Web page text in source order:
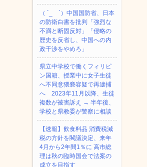
（ ´_ゝ`）中国国防省、日本
の防衛白書を批判「強烈な
不満と断固反対」「侵略の
歴史を反省し、中国への内
政干渉をやめろ」
県立中学校で働くフィリピ
ン国籍、授業中に女子生徒
へ不同意猥褻容疑で再逮捕
へ 2023年11月以降、生徒
複数が被害訴え → 半年後、
学校と県教委が警察に相談
【速報】飲食料品 消費税減
税の方針を閣議決定、来年
4月から2年間1％に 高市総
理は秋の臨時国会で法案の
成立を目指す